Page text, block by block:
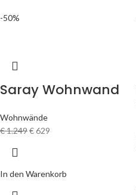
-50%
Saray Wohnwand
Wohnwände
€1.249€629
In den Warenkorb